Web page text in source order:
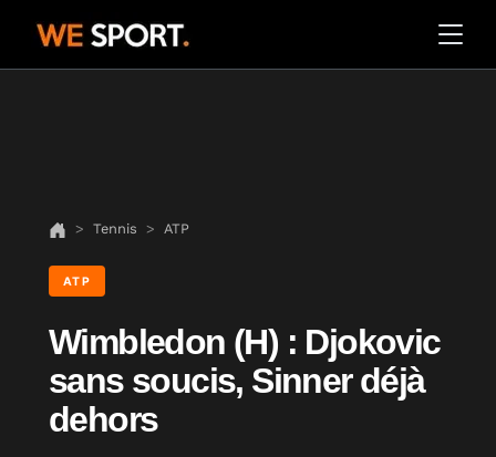
Tennis ATP
ATP
Wimbledon (H) : Djokovic
sans soucis, Sinner déjà
dehors